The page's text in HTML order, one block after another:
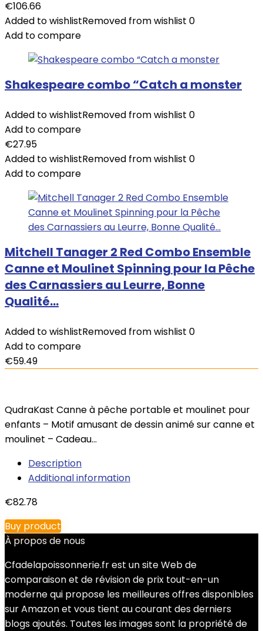
€106.66
Added to wishlistRemoved from wishlist 0
Add to compare
Shakespeare combo “Catch a monster
Added to wishlistRemoved from wishlist 0
Add to compare
€27.95
Added to wishlistRemoved from wishlist 0
Add to compare
Mitchell Tanager 2 Red Combo Ensemble
Canne et Moulinet Spinning pour la Pêche
des Carnassiers au Leurre, Bonne
Qualité…
Added to wishlistRemoved from wishlist 0
Add to compare
€59.49
QudraKast Canne à pêche portable et moulinet pour
enfants – Motif amusant de dessin animé sur canne et
moulinet – Cadeau…
Description
Additional information
€82.78
Buy product
À propos de nous
Cfadelapoissonnerie.fr est un site Web de
comparaison et de révision de prix tout-en-un
moderne qui propose les meilleures offres disponibles
sur Amazon et vous tient au courant des derniers
blogs ajoutés. Toutes les images sont la propriété de